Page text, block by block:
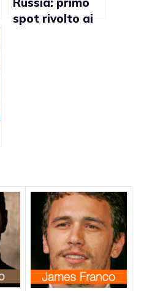
spot rivolto ai